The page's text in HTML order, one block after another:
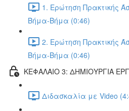
1. Ερώτηση Πρακτικής
Βήμα-Βήμα (0:46)
2. Ερώτηση Πρακτικής
Βήμα-Βήμα (0:46)
ΚΕΦΑΛΑΙΟ 3: ΔΗΜΙΟΥΡΓΙΑ
Διδασκαλία με Video